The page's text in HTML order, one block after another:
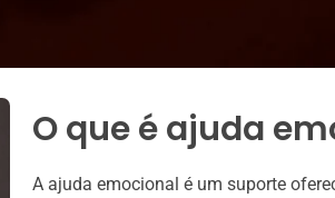
O que é ajuda
A ajuda emocional é um suporte